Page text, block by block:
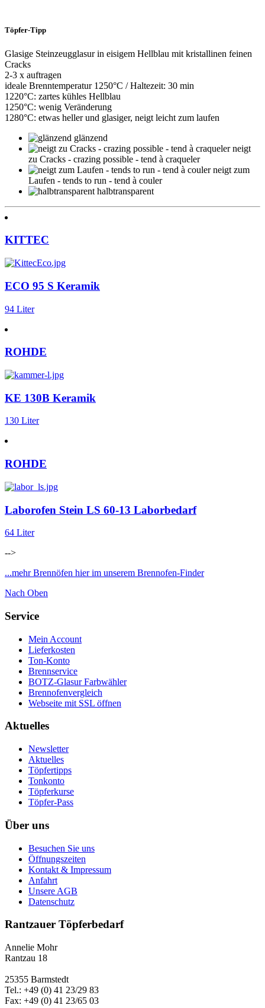
Töpfer-Tipp
Glasige Steinzeugglasur in eisigem Hellblau mit kristallinen feinen
Cracks
2-3 x auftragen
ideale Brenntemperatur 1250°C / Haltezeit: 30 min
1220°C: zartes kühles Hellblau
1250°C: wenig Veränderung
1280°C: etwas heller und glasiger, neigt leicht zum laufen
glänzend
neigt
zu Cracks - crazing possible - tend à craqueler
neigt zum
Laufen - tends to run - tend à couler
halbtransparent
KITTEC
ECO 95 S Keramik
94 Liter
ROHDE
KE 130B Keramik
130 Liter
ROHDE
Laborofen Stein LS 60-13 Laborbedarf
64 Liter
-->
...mehr Brennöfen hier im unserem Brennofen-Finder
Nach Oben
Service
Mein Account
Lieferkosten
Ton-Konto
Brennservice
BOTZ-Glasur Farbwähler
Brennofenvergleich
Webseite mit SSL öffnen
Aktuelles
Newsletter
Aktuelles
Töpfertipps
Tonkonto
Töpferkurse
Töpfer-Pass
Über uns
Besuchen Sie uns
Öffnungszeiten
Kontakt & Impressum
Anfahrt
Unsere AGB
Datenschutz
Rantzauer Töpferbedarf
Annelie Mohr
Rantzau 18
25355 Barmstedt
Tel.: +49 (0) 41 23/29 83
Fax: +49 (0) 41 23/65 03